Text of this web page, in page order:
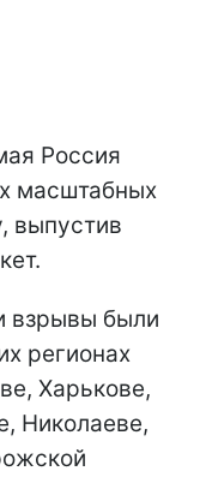
Россия
масштабных
выпустив
взрывы были
регионах
Харькове,
Николаеве,